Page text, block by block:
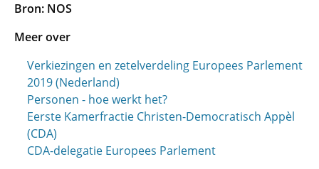
Bron: NOS
Meer over
Verkiezingen en zetelverdeling Europees Parlement
2019 (Nederland)
Personen - hoe werkt het?
Eerste Kamerfractie Christen-Democratisch Appèl
(CDA)
CDA-delegatie Europees Parlement